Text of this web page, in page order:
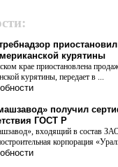
курятины
крае приостановлена
курятины, передает в ...
получил
ГОСТ Р
входящий в состав
корпорация